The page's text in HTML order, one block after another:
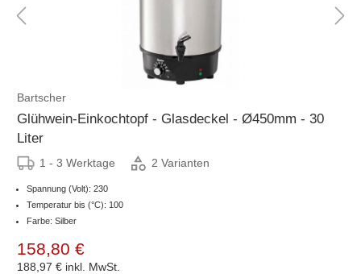
Bartscher
Glühwein-Einkochtopf - Glasdeckel - Ø450mm - 30
Liter
1 - 3 Werktage 2 Varianten
Spannung (Volt): 230
Temperatur bis (°C): 100
Farbe: Silber
158,80 €
188,97 € inkl. MwSt.